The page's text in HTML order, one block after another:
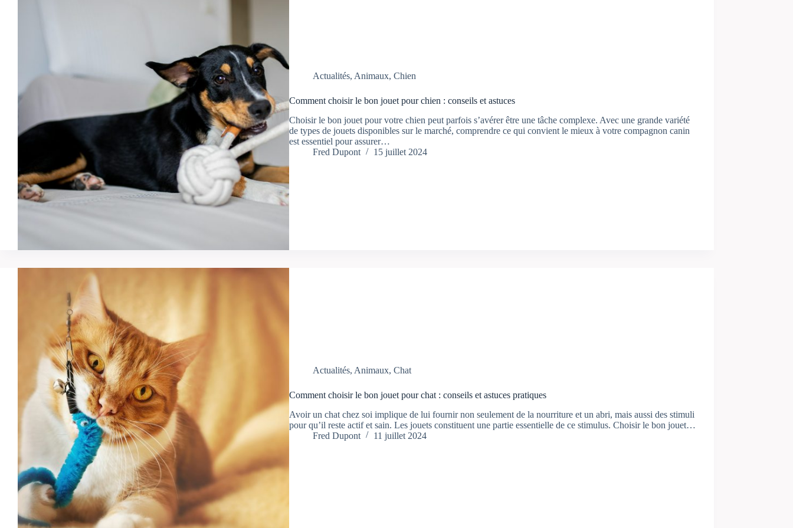
Actualités, Animaux, Chien
Comment choisir le bon jouet pour chien : conseils et astuces
Choisir le bon jouet pour votre chien peut parfois s’avérer être une tâche complexe. Avec une grande variété
de types de jouets disponibles sur le marché, comprendre ce qui convient le mieux à votre compagnon canin
est essentiel pour assurer…
Fred Dupont
15 juillet 2024
Actualités, Animaux, Chat
Comment choisir le bon jouet pour chat : conseils et astuces pratiques
Avoir un chat chez soi implique de lui fournir non seulement de la nourriture et un abri, mais aussi des stimuli
pour qu’il reste actif et sain. Les jouets constituent une partie essentielle de ce stimulus. Choisir le bon jouet…
Fred Dupont
11 juillet 2024